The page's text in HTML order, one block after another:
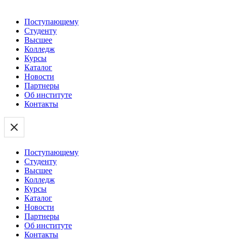
Поступающему
Студенту
Высшее
Колледж
Курсы
Каталог
Новости
Партнеры
Об институте
Контакты
Поступающему
Студенту
Высшее
Колледж
Курсы
Каталог
Новости
Партнеры
Об институте
Контакты